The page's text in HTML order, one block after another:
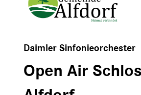
Daimler Sinfonieorchester
Open Air